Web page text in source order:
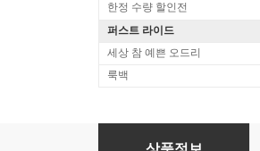
한정 수량 할인전
퍼스트 라이드
세상 참 예쁜 오드리
룩백
Ray Brown Trio (레이